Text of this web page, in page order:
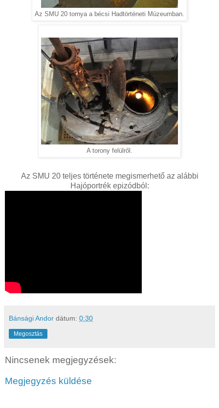
Az SMU 20 tornya a bécsi Hadtörténeti Múzeumban.
A torony felülről.
Az SMU 20 teljes története megismerhető az alábbi
Hajóportrék epizódból:
Bánsági Andor dátum: 0:30
Megosztás
Nincsenek megjegyzések:
Megjegyzés küldése